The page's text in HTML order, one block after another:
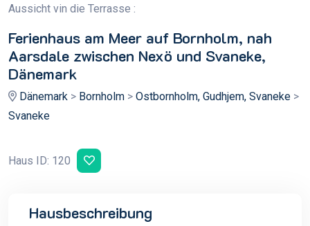
Aussicht vin die Terrasse :
Ferienhaus am Meer auf Bornholm, nah
Aarsdale zwischen Nexö und Svaneke,
Dänemark
Dänemark > Bornholm > Ostbornholm, Gudhjem, Svaneke >
Svaneke
Haus ID: 120
Hausbeschreibung